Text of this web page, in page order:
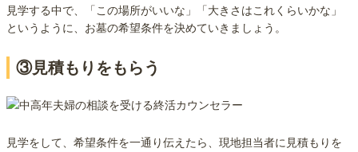
見学する中で、「この場所がいいな」「大きさはこれくらいかな」
というように、お墓の希望条件を決めていきましょう。
③見積もりをもらう
見学をして、希望条件を一通り伝えたら、現地担当者に見積もりを